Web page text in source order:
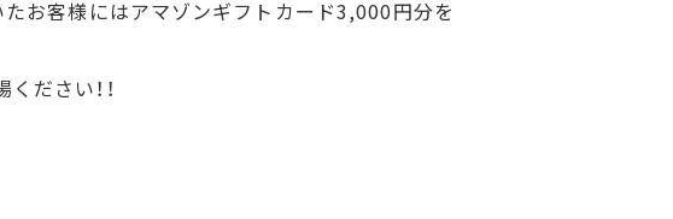
たお客様にはアマゾンギフトカード3,000円分を
ださい！！